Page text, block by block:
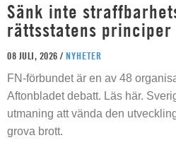
Sänk inte
rättsstatens principer
08 JULI, 2026 / NYHETER
FN-förbundet är en av 48
Aftonbladet debatt. Läs här.
utmaning att vända den
grova brott.